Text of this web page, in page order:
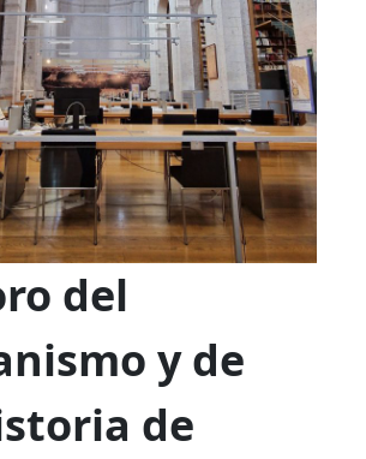
del
y de
de